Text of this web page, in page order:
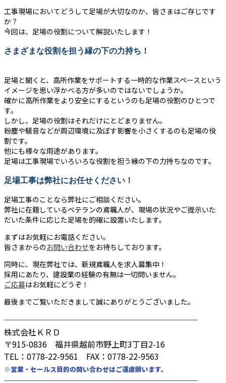
工事現場においてどうして足場が大切なのか、皆さまはご存じです
か？
今回は、足場の役割について解説いたします！
さまざまな役割を担う縁の下の力持ち！
足場と聞くと、高所作業をサポートする一時的な作業スペースという
イメージを思い浮かべる方が多いのではないでしょうか。
確かに高所作業をより安全にするというのも足場の役割のひとつで
す。
しかし、足場の役割はそれだけにとどまりません。
粉塵や騒音などが周辺環境に及ぼす影響を小さくするのも足場の役
割です。
他にも様々な用途があります。
足場は工事現場でいろいろな役割を担う縁の下の力持ちなのです。
足場工事は弊社にお任せください！
足場工事のことなら弊社にご相談ください。
弊社に在籍しているベテランの鳶職人が、現場の状況やご提示いた
だいた条件に応じた足場を的確に設置いたします。
まずはお気軽にお電話ください。
皆さまからのお問い合わせをお待ちしております。
同時に、現在弊社では、新規鳶職人を求人募集中！
採用にあたり、建設業の経験の有無は一切問いません。
ご応募はお気軽にどうぞ！
最後までご覧いただきまして誠にありがとうございました。
────────────────────────
株式会社ＫＲＤ
〒915-0836 福井県越前市野上町3丁目2-16
TEL：0778-22-9561 FAX：0778-22-9563
※営業・セールス目的の問い合わせはご遠慮願います。
────────────────────────